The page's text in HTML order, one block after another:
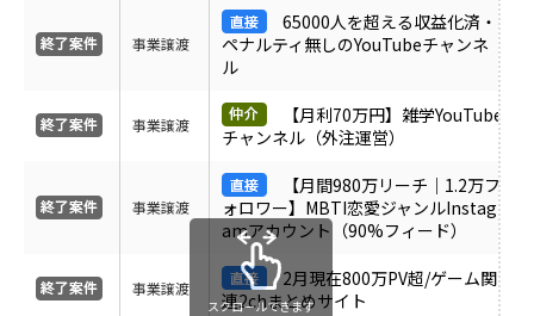
事業譲渡
65000人を超える収益化済・
ペナルティ無しのYouTubeチャンネ
ル
事業譲渡
【月利70万円】雑学YouTube
チャンネル（外注運営）
事業譲渡
【月間980万リーチ｜1.2万フ
ォロワー】MBTI恋愛ジャンルInstagr
amアカウント（90%フィード）
事業譲渡
2月現在800万PV超/ゲーム関
連2chまとめサイト
スクロールできます